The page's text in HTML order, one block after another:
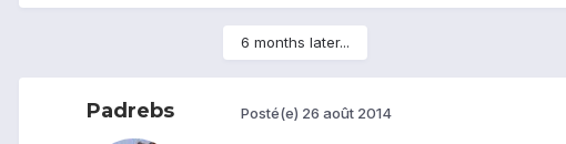
6 months later...
Padrebs Posté(e) 26 août 2014